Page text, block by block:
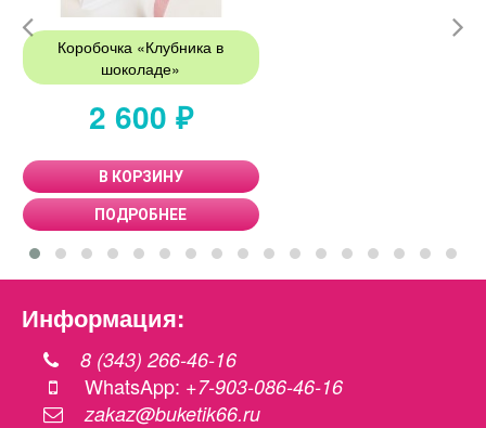
Коробочка «Клубника в
шоколаде»
2 600 ₽
В КОРЗИНУ
ПОДРОБНЕЕ
Информация:
8 (343) 266-46-16
WhatsApp: +7-903-086-46-16
zakaz@buketik66.ru